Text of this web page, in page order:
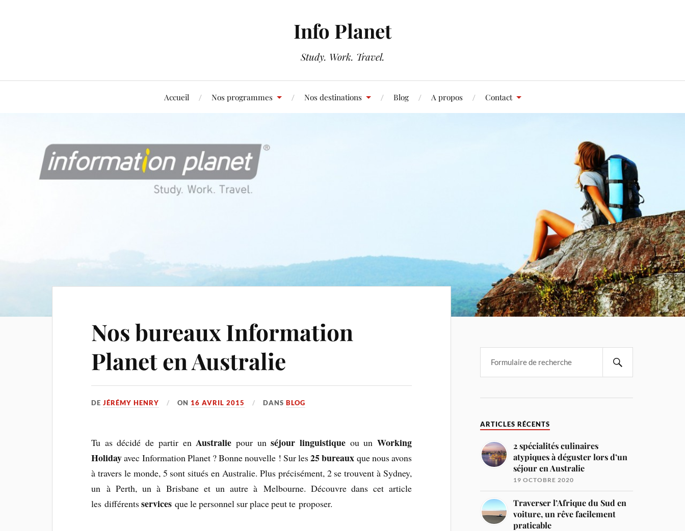
Info Planet
Study. Work. Travel.
Accueil Nos programmes Nos destinations Blog A propos Contact
Nos bureaux Information
Planet en Australie
DEJÉRÉMY HENRY ON 16 AVRIL 2015 DANSBLOG
Tu as décidé de partir enAustralie pour unséjour linguistique ou unWorking
Holidayavec Information Planet ? Bonne nouvelle ! Sur les25 bureaux que nous avons
à travers le monde, 5 sont situés en Australie. Plus précisément, 2 se trouvent à Sydney,
un à Perth, un à Brisbane et un autre à Melbourne. Découvre dans cet article
les différentsservices que le personnel sur place peut te proposer.
ARTICLES RÉCENTS
2 spécialités culinaires
atypiques à déguster lors d’un
séjour en Australie
19 OCTOBRE 2020
Traverser l’Afrique du Sud en
voiture, un rêve facilement
praticable